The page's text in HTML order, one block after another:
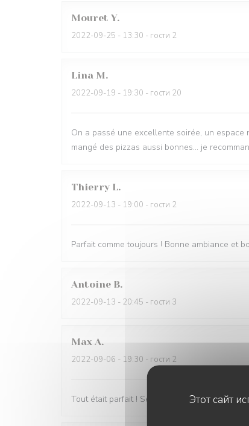
Этот сайт
Mouret Y
2022-09-25 - 13:30 - гости 2
Lina M
2022-09-19 - 19:30 - гости 20
On a passé une excellente soirée, un
mangé des pizzas aussi bonnes... je
Thierry L
2022-09-13 - 19:00 - гости 2
Parfait comme toujours ! Bonne ambiance et
Antoine B
2022-09-13 - 20:45 - гости 3
Max A
2022-09-06 - 19:30 - гости 2
Tout était parfait ! Service et cuisine !